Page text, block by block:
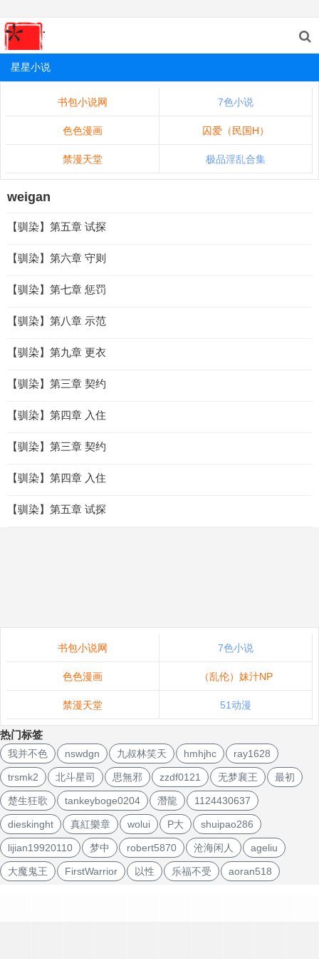
星星小说
书包小说网 7色小说
色色漫画 囚爱（民国H）
禁漫天堂 极品淫乱合集
weigan
【驯染】第五章 试探
【驯染】第六章 守则
【驯染】第七章 惩罚
【驯染】第八章 示范
【驯染】第九章 更衣
【驯染】第三章 契约
【驯染】第四章 入住
【驯染】第三章 契约
【驯染】第四章 入住
【驯染】第五章 试探
书包小说网 7色小说
色色漫画 （乱伦）妹汁NP
禁漫天堂 51动漫
热门标签
我并不色 nswdgn 九叔林笑天 hmhjhc ray1628
trsmk2 北斗星司 思無邪 zzdf0121 无梦襄王 最初
楚生狂歌 tankeyboge0204 潛龍 1124430637
dieskinght 真紅樂章 wolui P大 shuipao286
lijian19920110 梦中 robert5870 沧海闲人 ageliu
大魔鬼王 FirstWarrior 以性 乐福不受 aoran518